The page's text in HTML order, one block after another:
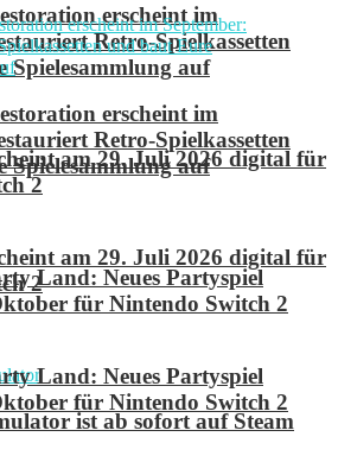
erscheint im
Retro-Spielkassetten
Spielesammlung auf
am 29. Juli 2026 digital für
2
Land: Neues Partyspiel
für Nintendo Switch 2
ist ab sofort auf Steam
erscheint im
Retro-Spielkassetten
Spielesammlung auf
am 29. Juli 2026 digital für
2
Land: Neues Partyspiel
für Nintendo Switch 2